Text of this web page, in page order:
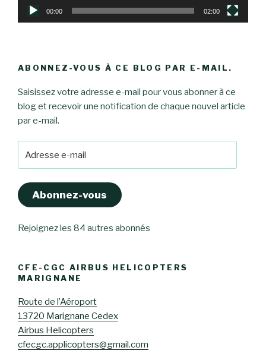
00:00 02:00
ABONNEZ-VOUS À CE BLOG PAR E-MAIL.
Saisissez votre adresse e-mail pour vous abonner à ce
blog et recevoir une notification de chaque nouvel article
par e-mail.
Abonnez-vous
Rejoignez les 84 autres abonnés
CFE-CGC AIRBUS HELICOPTERS
MARIGNANE
Route de l’Aéroport
13720 Marignane Cedex
Airbus Helicopters
cfecgc.applicopters@gmail.com